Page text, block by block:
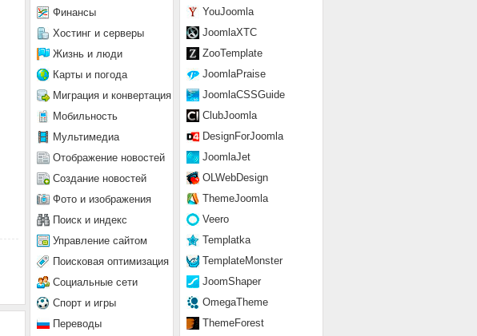
YouJoomla
JoomlaXTC
ZooTemplate
JoomlaPraise
JoomlaCSSGuide
ClubJoomla
DesignForJoomla
JoomlaJet
OLWebDesign
ThemeJoomla
Veero
Templatka
TemplateMonster
JoomShaper
OmegaTheme
ThemeForest
Финансы
Хостинг и серверы
Жизнь и люди
Карты и погода
Миграция и конвертация
Мобильность
Мультимедиа
Отображение новостей
Создание новостей
Фото и изображения
Поиск и индекс
Управление сайтом
Поисковая оптимизация
Социальные сети
Спорт и игры
Переводы